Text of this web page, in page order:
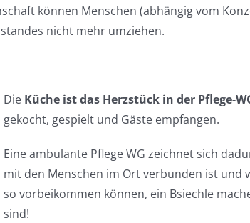
können Menschen (abhängig vom
nicht mehr umziehen.
Die Küche ist das Herzstück in der Pflege-
gekocht, gespielt und Gäste empfangen.
Eine ambulante Pflege WG zeichnet sich
mit den Menschen im Ort verbunden ist und
so vorbeikommen können, ein Bsiechle
sind!